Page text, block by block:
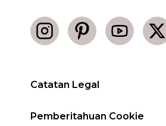
Catatan Legal
Pemberitahuan Cookie